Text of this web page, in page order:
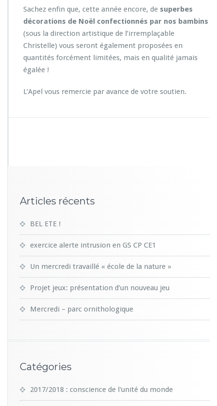
Sachez enfin que, cette année encore, de superbes
décorations de Noël confectionnés par nos bambins
(sous la direction artistique de l’irremplaçable
Christelle) vous seront également proposées en
quantités forcément limitées, mais en qualité jamais
égalée !
L’Apel vous remercie par avance de votre soutien.
Articles récents
BEL ETE !
exercice alerte intrusion en GS CP CE1
Un mercredi travaillé « école de la nature »
Projet jeux: présentation d’un nouveau jeu
Mercredi – parc ornithologique
Catégories
2017/2018 : conscience de l'unité du monde